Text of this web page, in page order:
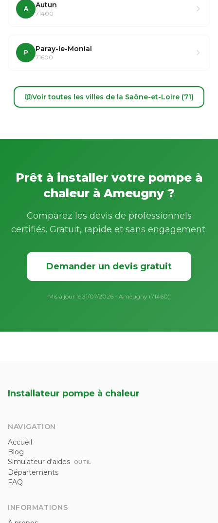
A Autun
71400
P Paray-le-Monial
71600
Voir toutes les villes de la Saône-et-Loire (71)
Prêt à installer votre pompe à
chaleur à Ameugny ?
Comparez les devis de professionnels
certifiés. Gratuit, rapide et sans engagement.
Demander un devis gratuit
Mis à jour le 31/07/2026 - Ameugny (71460)
Installateur pompe à chaleur
NAVIGATION
Accueil
Blog
Simulateur d'aides
OUTIL
Départements
FAQ
INFORMATIONS